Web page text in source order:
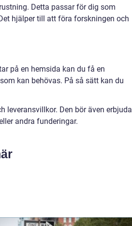
Detta passar för dig som
hjälper till att föra forskningen och
på en hemsida kan du få en
kan behövas. På så sätt kan du
leveransvillkor. Den bör även erbjuda
andra funderingar.